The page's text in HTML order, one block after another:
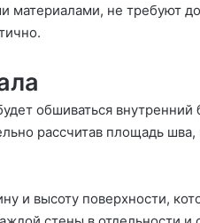
материалами, не требуют
обшиваться
рассчитав площадь
и высоту поверхности,